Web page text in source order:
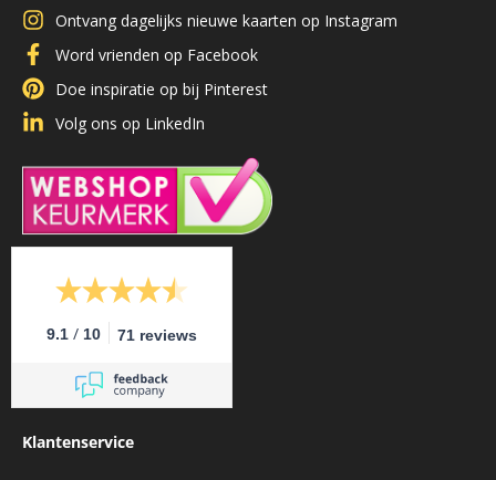
Ontvang dagelijks nieuwe kaarten op Instagram
Word vrienden op Facebook
Doe inspiratie op bij Pinterest
Volg ons op LinkedIn
9.1 / 10 71 reviews
Klantenservice